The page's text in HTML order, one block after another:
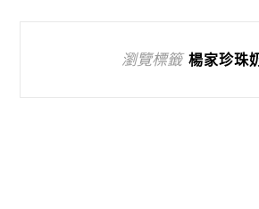
瀏覽標籤 楊家珍珠